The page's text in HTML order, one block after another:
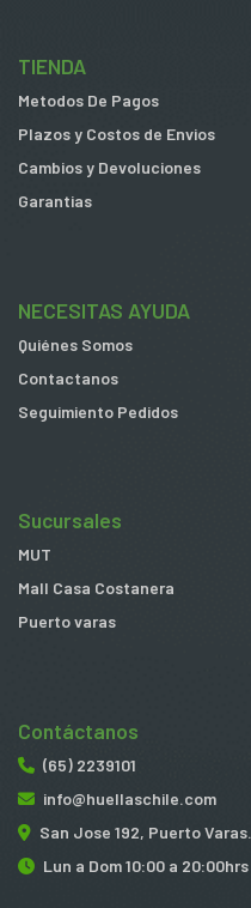
TIENDA
Metodos De Pagos
Plazos y Costos de Envios
Cambios y Devoluciones
Garantias
NECESITAS AYUDA
Quiénes Somos
Contactanos
Seguimiento Pedidos
Sucursales
MUT
Mall Casa Costanera
Puerto varas
Contáctanos
(65) 2239101
info@huellaschile.com
San Jose 192, Puerto Varas.
Lun a Dom 10:00 a 20:00hrs